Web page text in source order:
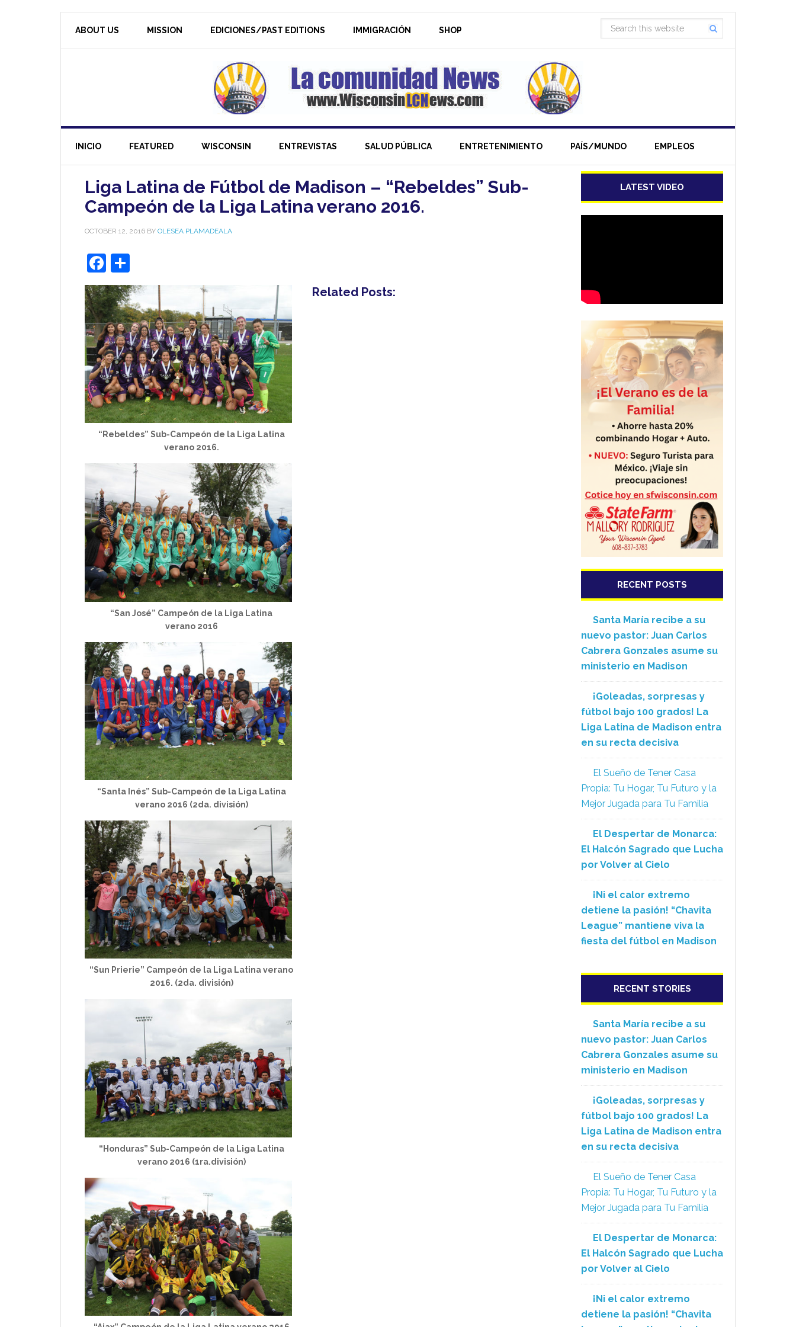
ABOUT US MISSION EDICIONES/PAST EDITIONS IMMIGRACIÓN SHOP
INICIO FEATURED WISCONSIN ENTREVISTAS SALUD PÚBLICA ENTRETENIMIENTO PAÍS/MUNDO EMPLEOS
Liga Latina de Fútbol de Madison – “Rebeldes” Sub-
Campeón de la Liga Latina verano 2016.
OCTOBER 12, 2016 BY OLESEA PLAMADEALA
Facebook
“Rebeldes” Sub-Campeón de la Liga Latina
verano 2016.
“San José” Campeón de la Liga Latina
verano 2016
“Santa Inés” Sub-Campeón de la Liga Latina
verano 2016 (2da. división)
“Sun Prierie” Campeón de la Liga Latina verano
2016. (2da. división)
“Honduras” Sub-Campeón de la Liga Latina
verano 2016 (1ra.división)
Related Posts:
LATEST VIDEO
RECENT POSTS
Santa María recibe a su
nuevo pastor: Juan Carlos
Cabrera Gonzales asume su
ministerio en Madison
¡Goleadas, sorpresas y
fútbol bajo 100 grados! La
Liga Latina de Madison entra
en su recta decisiva
El Sueño de Tener Casa
Propia: Tu Hogar, Tu Futuro y la
Mejor Jugada para Tu Familia
El Despertar de Monarca:
El Halcón Sagrado que Lucha
por Volver al Cielo
¡Ni el calor extremo
detiene la pasión! “Chavita
League” mantiene viva la
fiesta del fútbol en Madison
RECENT STORIES
Santa María recibe a su
nuevo pastor: Juan Carlos
Cabrera Gonzales asume su
ministerio en Madison
¡Goleadas, sorpresas y
fútbol bajo 100 grados! La
Liga Latina de Madison entra
en su recta decisiva
El Sueño de Tener Casa
Propia: Tu Hogar, Tu Futuro y la
Mejor Jugada para Tu Familia
El Despertar de Monarca:
El Halcón Sagrado que Lucha
por Volver al Cielo
¡Ni el calor extremo
detiene la pasión! “Chavita